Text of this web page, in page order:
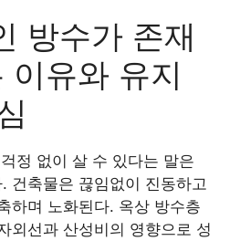
방수가 존재
이유와 유지
정 없이 살 수 있다는 말은
건축물은 끊임없이 진동하고
하며 노화된다. 옥상 방수층
외선과 산성비의 영향으로 성